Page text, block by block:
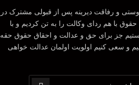
و رفاقت دیرینه پس از قبولی مشترک در
با هم ردای وکالت را به تن کردیم و با
جز برای حق و عدالت و احقاق حقوق حقه
و سعی کنیم اولویت اولمان عدالت خواهی